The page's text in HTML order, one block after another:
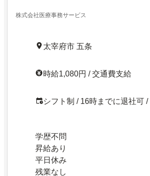
株式会社医療事務サービス
太宰府市 五条
時給1,080円 / 交通費支給
シフト制 / 16時までに退社可
学歴不問
昇給あり
平日休み
残業なし